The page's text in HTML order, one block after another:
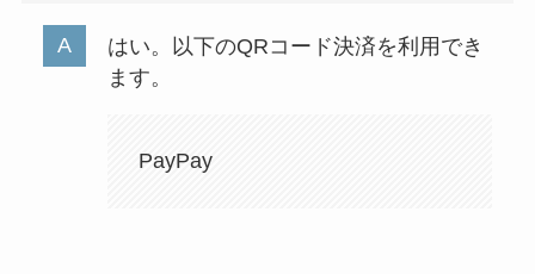
はい。以下のQRコード決済を利用でき
ます。
PayPay